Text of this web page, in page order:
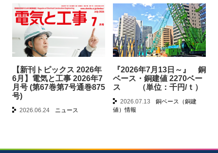
【新刊トピックス 2026年
6月】電気と工事 2026年7
月号 (第67巻第7号通巻875
号)
2026.06.24 ニュース
『2026年7月13日～』 銅
ベース・銅建値 2270ベー
ス （単位：千円/ｔ）
2026.07.13
銅ベース（銅建
値）情報